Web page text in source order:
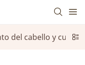
del cabello y